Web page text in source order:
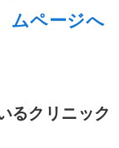
ムページへ
るクリニック